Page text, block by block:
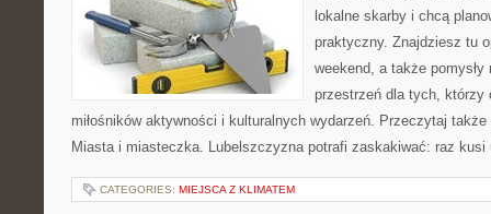
lokalne skarby i chcą
praktyczny. Znajdziesz tu
weekend, a także pomysły
przestrzeń dla tych, którzy
miłośników aktywności i kulturalnych wydarzeń. Przeczytaj
Miasta i miasteczka. Lubelszczyzna potrafi zaskakiwać: raz
CATEGORIES: MIEJSCA Z KLIMATEM